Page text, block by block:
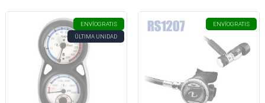
ENVÍOGRATIS
ÚLTIMA UNIDAD
ENVÍOGRATIS